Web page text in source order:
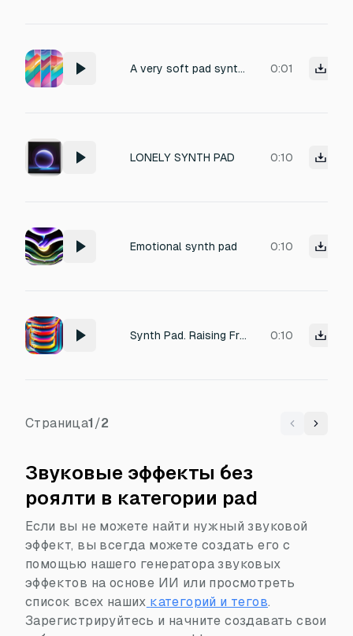
A very soft pad synth: begins mid-high, dips lower, then glides upward, but stays below the initial pitch 0:01
LONELY SYNTH PAD 0:10
Emotional synth pad 0:10
Synth Pad. Raising From Lower Frequency To Higher Frequency 0:10
Страница1 /2 Previous
Next
Звуковые эффекты без
роялти в категории pad
Если вы не можете найти нужный звуковой
эффект, вы всегда можете создать его с
помощью нашего генератора звуковых
эффектов на основе ИИ или просмотреть
список всех наших категорий и тегов.
Зарегистрируйтесь и начните создавать свои